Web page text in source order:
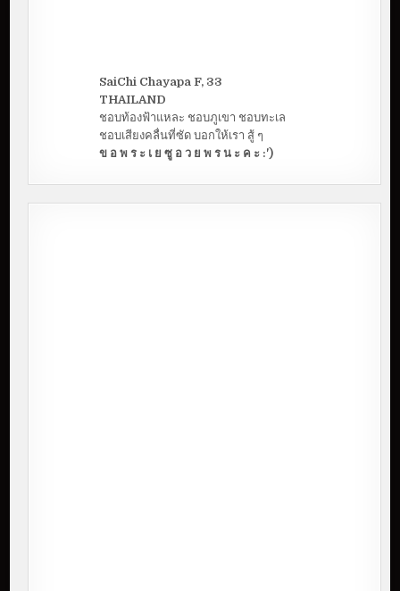
SaiChi Chayapa F, 33
THAILAND
ชอบท้องฟ้าแหละ ชอบภูเขา ชอบทะเล
ชอบเสียงคลื่นที่ซัด บอกให้เรา สู้ ๆ
ข อ พ ร ะ เ ย ซู อ ว ย พ ร น ะ ค ะ :')